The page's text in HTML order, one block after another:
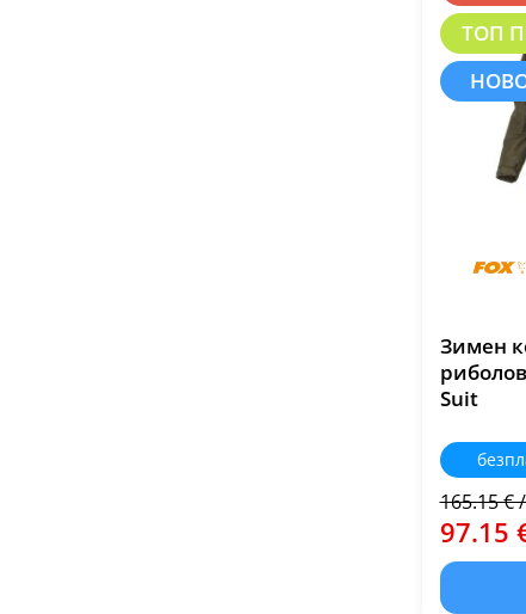
ТОП
Зимен
Suit
165.15 €
97.15